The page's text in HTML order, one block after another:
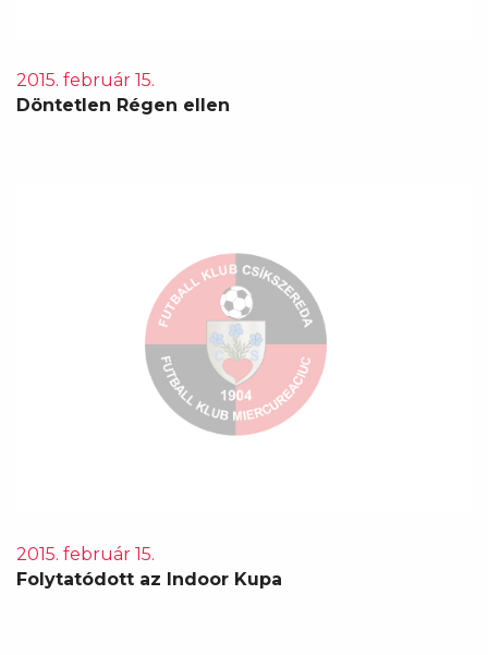
2015. február 15.
Döntetlen Régen ellen
2015. február 15.
Folytatódott az Indoor Kupa